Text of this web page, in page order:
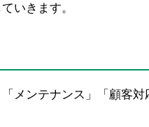
いきます。
メンテナンス」「顧客対